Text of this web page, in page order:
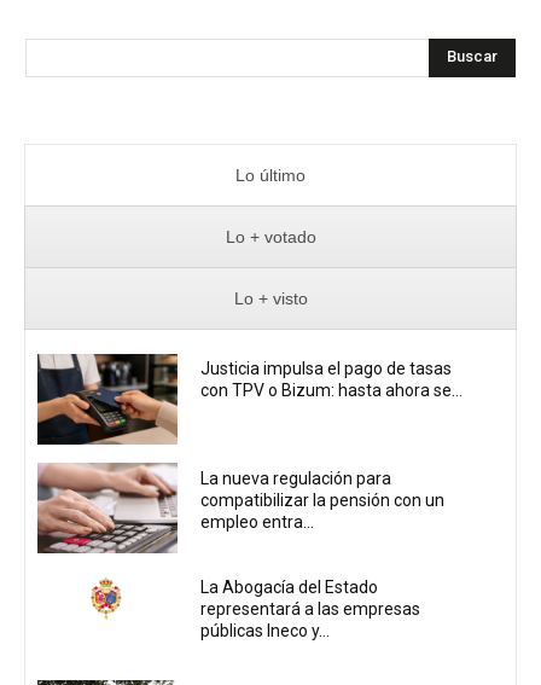
Buscar
Lo último
Lo + votado
Lo + visto
Justicia impulsa el pago de tasas
con TPV o Bizum: hasta ahora se...
La nueva regulación para
compatibilizar la pensión con un
empleo entra...
La Abogacía del Estado
representará a las empresas
públicas Ineco y...